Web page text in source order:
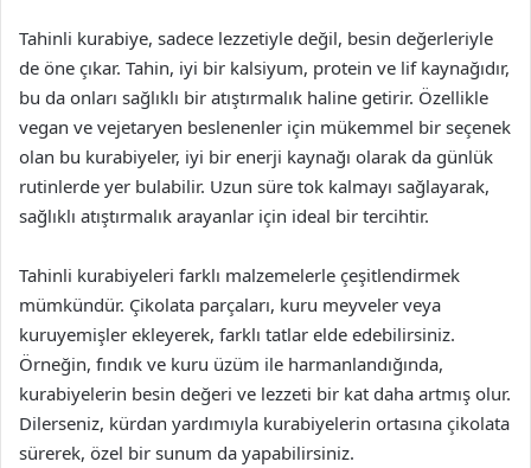
Tahinli kurabiye, sadece lezzetiyle değil, besin değerleriyle
de öne çıkar. Tahin, iyi bir kalsiyum, protein ve lif kaynağıdır,
bu da onları sağlıklı bir atıştırmalık haline getirir. Özellikle
vegan ve vejetaryen beslenenler için mükemmel bir seçenek
olan bu kurabiyeler, iyi bir enerji kaynağı olarak da günlük
rutinlerde yer bulabilir. Uzun süre tok kalmayı sağlayarak,
sağlıklı atıştırmalık arayanlar için ideal bir tercihtir.
Tahinli kurabiyeleri farklı malzemelerle çeşitlendirmek
mümkündür. Çikolata parçaları, kuru meyveler veya
kuruyemişler ekleyerek, farklı tatlar elde edebilirsiniz.
Örneğin, fındık ve kuru üzüm ile harmanlandığında,
kurabiyelerin besin değeri ve lezzeti bir kat daha artmış olur.
Dilerseniz, kürdan yardımıyla kurabiyelerin ortasına çikolata
sürerek, özel bir sunum da yapabilirsiniz.